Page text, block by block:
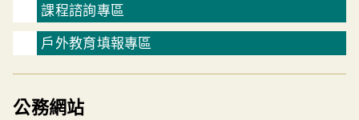
課程諮詢專區
戶外教育填報專區
公務網站